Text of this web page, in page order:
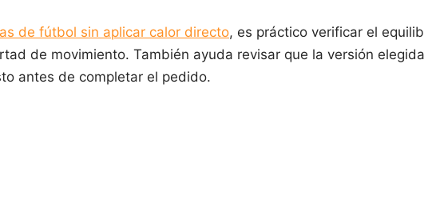
de fútbol sin aplicar calor directo, es práctico verificar el equilib
de movimiento. También ayuda revisar que la versión elegida
antes de completar el pedido.